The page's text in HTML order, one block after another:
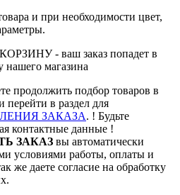
и при необходимости цвет,
- ваш заказ попадет в
нашего магазина
продолжить подбор товаров в
перейти в раздел для
ЗАКАЗА. ! Будьте
контактные данные !
ЗАКАЗ вы автоматически
условиями работы, оплаты и
же даете согласие на обработку